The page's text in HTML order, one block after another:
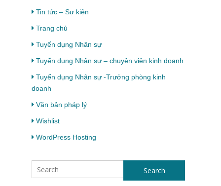
Tin tức – Sự kiện
Trang chủ
Tuyển dụng Nhân sự
Tuyển dụng Nhân sự – chuyên viên kinh doanh
Tuyển dụng Nhân sự -Trưởng phòng kinh
doanh
Văn bản pháp lý
Wishlist
WordPress Hosting
Search